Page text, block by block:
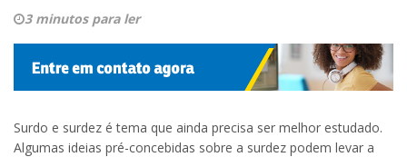
3 minutos para ler
Surdo e surdez é tema que ainda precisa ser melhor estudado.
Algumas ideias pré-concebidas sobre a surdez podem levar a